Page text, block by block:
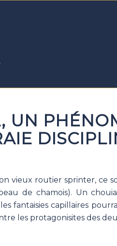
UN
vieux routier sprinter, ce
de chamois). Un
fantaisies capillaires
les protagonisites des